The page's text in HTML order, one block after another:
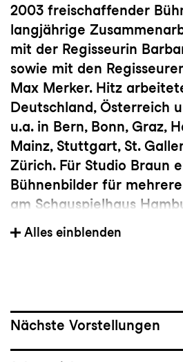
2003 freischaffender
langjährige
mit der Regisseurin
sowie mit den
Max Merker. Hitz
Deutschland, Österreich
u.a. in Bern, Bonn, Graz,
Mainz, Stuttgart, St.
Zürich. Für Studio Braun
Bühnenbilder für
am Schauspielhaus
Max Merker und Martin
Faust
Taubheit nach Lydia
Alles einblenden
Nächste Vorstellungen